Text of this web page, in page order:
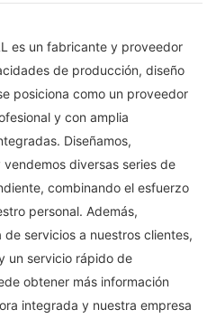
es un fabricante y proveedor
de producción, diseño
posiciona como un proveedor
y con amplia
Diseñamos,
diversas series de
combinando el esfuerzo
personal. Además,
servicios a nuestros clientes,
un servicio rápido de
obtener más información
integrada y nuestra empresa